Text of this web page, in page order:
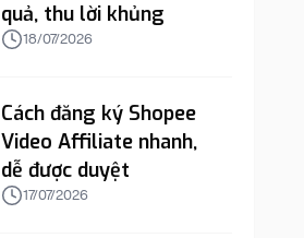
quả, thu lời khủng
18/07/2026
Cách đăng ký Shopee
Video Affiliate nhanh,
dễ được duyệt
17/07/2026